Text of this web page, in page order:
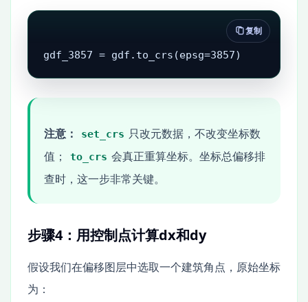
gdf_3857 = gdf.to_crs(epsg=3857)
复制
注意： set_crs 只改元数据，不改变坐标数
值；
to_crs 会真正重算坐标。坐标总偏移排
查时，这一步非常关键。
步骤4：用控制点计算dx和dy
假设我们在偏移图层中选取一个建筑角点，原始坐标
为：